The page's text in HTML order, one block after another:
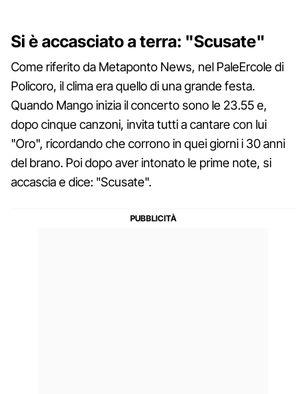
Si è accasciato a terra: "Scusate"
Come riferito da Metaponto News, nel PaleErcole di
Policoro, il clima era quello di una grande festa.
Quando Mango inizia il concerto sono le 23.55 e,
dopo cinque canzoni, invita tutti a cantare con lui
"Oro", ricordando che corrono in quei giorni i 30 anni
del brano. Poi dopo aver intonato le prime note, si
accascia e dice: "Scusate".